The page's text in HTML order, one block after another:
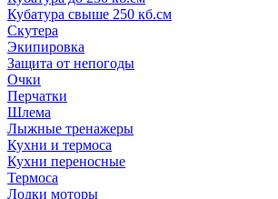
Кубатура свыше 250 кб.см
Скутера
Экипировка
Защита от непогоды
Очки
Перчатки
Шлема
Лыжные тренажеры
Кухни и термоса
Кухни переносные
Термоса
Лодки моторы